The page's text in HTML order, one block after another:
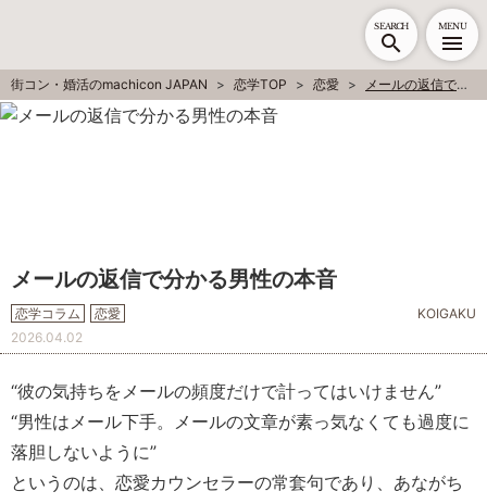
SEARCH MENU
街コン・婚活のmachicon JAPAN 恋学TOP 恋愛 メールの返信で分かる男性の本音
メールの返信で分かる男性の本音
恋学コラム 恋愛
KOIGAKU
2026.04.02
“彼の気持ちをメールの頻度だけで計ってはいけません”
“男性はメール下手。メールの文章が素っ気なくても過度に
落胆しないように”
というのは、恋愛カウンセラーの常套句であり、あながち